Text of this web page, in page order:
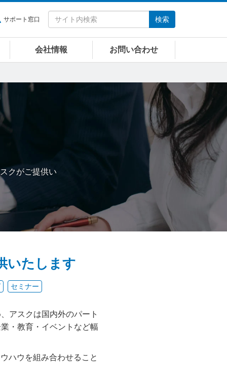
サポート窓口 検索
会社情報 お問い合わせ
クがご提供い
いたします
セミナー
アスクは国内外のパート
・教育・イベントなど幅
ハウを組み合わせること